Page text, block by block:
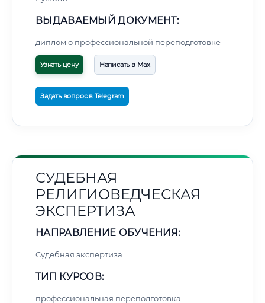
ВЫДАВАЕМЫЙ ДОКУМЕНТ:
диплом о профессиональной переподготовке
Узнать цену Написать в Max
Задать вопрос в Telegram
СУДЕБНАЯ
РЕЛИГИОВЕДЧЕСКАЯ
ЭКСПЕРТИЗА
НАПРАВЛЕНИЕ ОБУЧЕНИЯ:
Судебная экспертиза
ТИП КУРСОВ:
профессиональная переподготовка